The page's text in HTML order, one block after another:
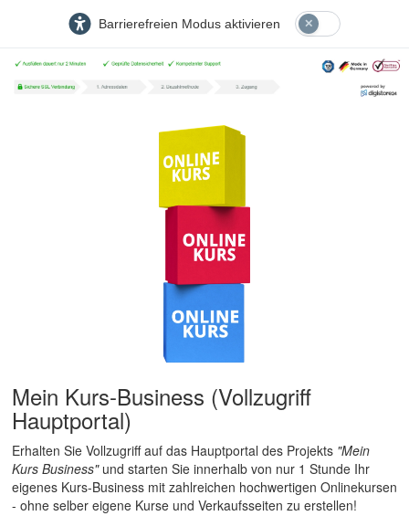
Barrierefreien Modus aktivieren
Mein Kurs-Business (Vollzugriff
Hauptportal)
Erhalten Sie Vollzugriff auf das Hauptportal des Projekts "Mein
Kurs Business"und starten Sie innerhalb von nur 1 Stunde Ihr
eigenes Kurs-Business mit zahlreichen hochwertigen Onlinekursen
- ohne selber eigene Kurse und Verkaufsseiten zu erstellen!